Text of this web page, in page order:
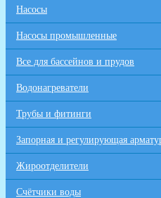
Насосы
Насосы промышленные
Все для бaссейнов и прудов
Водонагреватели
Трубы и фитинги
Запорная и регулирующая
Жироотделители
Счётчики воды